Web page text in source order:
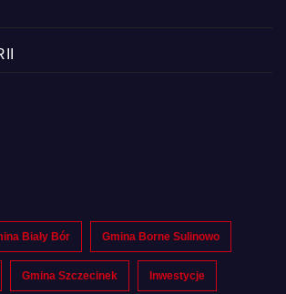
Biały Bór Gmina Borne Sulinowo
Gmina Szczecinek Inwestycje